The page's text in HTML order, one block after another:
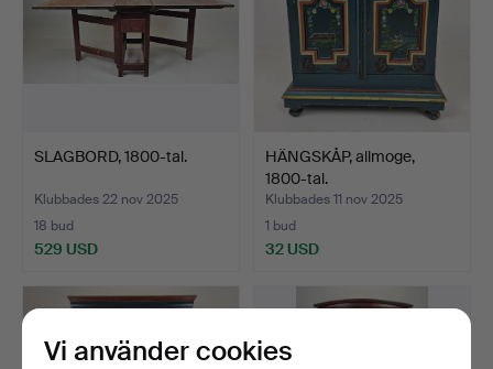
SLAGBORD, 1800-tal.
Klubbades 22 nov 2025
18 bud
529 USD
HÄNGSKÅP, allmoge,
1800-tal.
Klubbades 11 nov 2025
1 bud
32 USD
Vi använder cookies